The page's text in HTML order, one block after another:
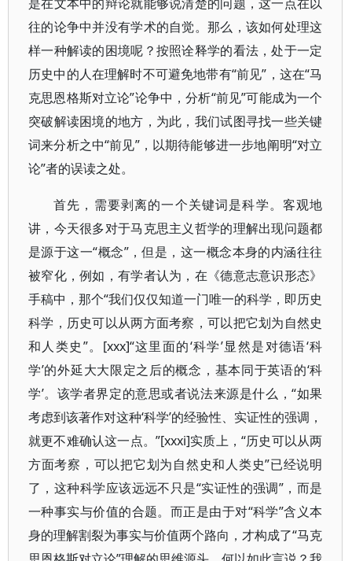
往的论争中并没有学术的自觉。那么，该如何处理这
样一种解读的困境呢？按照诠释学的看法，处于一定
历史中的人在理解时不可避免地带有“前见”，这在“马
克思恩格斯对立论”论争中，分析“前见”可能成为一个
突破解读困境的地方，为此，我们试图寻找一些关键
词来分析之中“前见”，以期待能够进一步地阐明“对立
论”者的误读之处。
首先，需要剥离的一个关键词是科学。客观地
讲，今天很多对于马克思主义哲学的理解出现问题都
是源于这一“概念”，但是，这一概念本身的内涵往往
被窄化，例如，有学者认为，在《德意志意识形态》
手稿中，那个“我们仅仅知道一门唯一的科学，即历史
科学，历史可以从两方面考察，可以把它划为自然史
和人类史”。[xxx]“这里面的‘科学’显然是对德语‘科
学’的外延大大限定之后的概念，基本同于英语的‘科
学’。该学者界定的意思或者说法来源是什么，“如果
考虑到该著作对这种‘科学’的经验性、实证性的强调，
就更不难确认这一点。”[xxxi]实质上，“历史可以从两
方面考察，可以把它划为自然史和人类史”已经说明
了，这种科学应该远远不只是“实证性的强调”，而是
一种事实与价值的合题。而正是由于对“科学”含义本
身的理解割裂为事实与价值两个路向，才构成了“马克